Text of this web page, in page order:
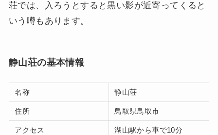
荘では、入ろうとすると黒い影が近寄ってくると
いう噂もあります。
静山荘の基本情報
名称 静山荘
住所 鳥取県鳥取市
アクセス 湖山駅から車で10分